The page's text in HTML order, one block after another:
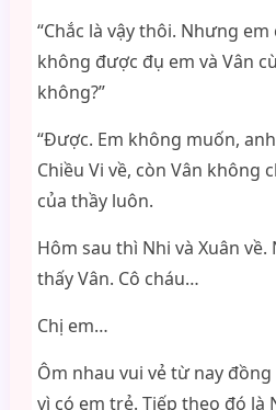
“Chắc là vậy thôi. Nhưng em
không được đụ em và Vân
không?”
“Được. Em không muốn,
Chiều Vi về, còn Vân không
của thầy luôn.
Hôm sau thì Nhi và Xuân
thấy Vân. Cô cháu…
Chị em…
Ôm nhau vui vẻ từ nay
vì có em trẻ. Tiếp theo đó là